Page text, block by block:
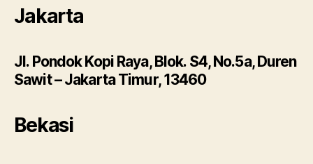
Jakarta
Jl. Pondok Kopi Raya, Blok. S4, No.5a, Duren
Sawit – Jakarta Timur, 13460
Bekasi